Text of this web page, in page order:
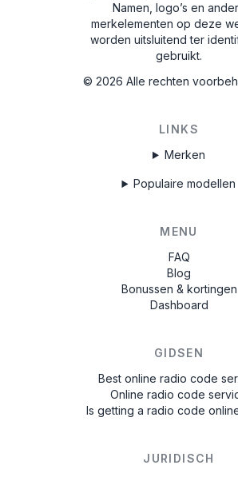
Namen, logo’s en
merkelementen op deze
worden uitsluitend ter
gebruikt.
© 2026 Alle rechten
LINKS
Merken
Populaire modellen
MENU
FAQ
Blog
Bonussen & kortingen
Dashboard
GIDSEN
Best online radio code
Online radio code
Is getting a radio code
JURIDISCH